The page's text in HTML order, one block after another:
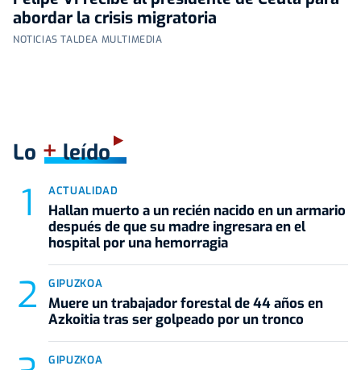
abordar la crisis migratoria
NOTICIAS TALDEA MULTIMEDIA
Lo +leído
ACTUALIDAD
Hallan muerto a un recién nacido en un armario
después de que su madre ingresara en el
hospital por una hemorragia
GIPUZKOA
Muere un trabajador forestal de 44 años en
Azkoitia tras ser golpeado por un tronco
GIPUZKOA